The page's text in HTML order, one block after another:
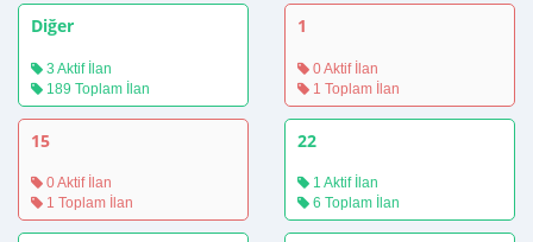
Diğer
3 Aktif İlan
189 Toplam İlan
1
0 Aktif İlan
1 Toplam İlan
15
0 Aktif İlan
1 Toplam İlan
22
1 Aktif İlan
6 Toplam İlan